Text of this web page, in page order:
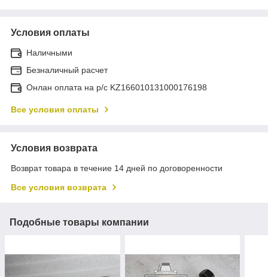
Условия оплаты
Наличными
Безналичный расчет
Онлан оплата на р/с KZ166010131000176198
Все условия оплаты
Условия возврата
Возврат товара в течение 14 дней по договоренности
Все условия возврата
Подобные товары компании